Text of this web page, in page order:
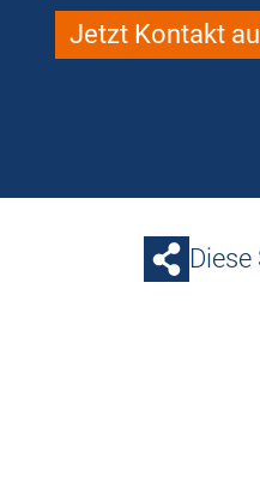
Jetzt Kontakt
Diese